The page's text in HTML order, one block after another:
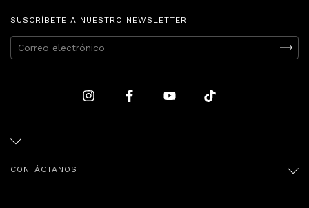
SUSCRÍBETE A NUESTRO NEWSLETTER
CONTÁCTANOS